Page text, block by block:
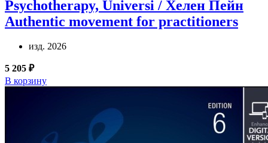
Psychotherapy, Universi / Хелен Пейн
Authentic movement for practitioners
изд. 2026
5 205 ₽
В корзину